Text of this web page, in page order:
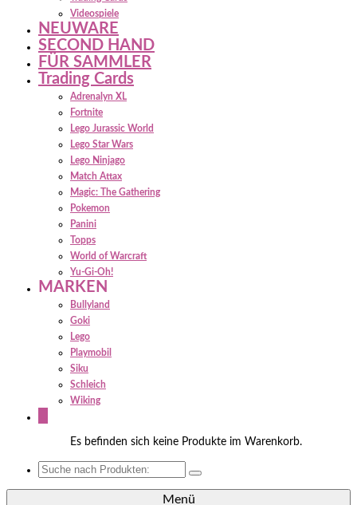
Videospiele
NEUWARE
SECOND HAND
FÜR SAMMLER
Trading Cards
Adrenalyn XL
Fortnite
Lego Jurassic World
Lego Star Wars
Lego Ninjago
Match Attax
Magic: The Gathering
Pokemon
Panini
Topps
World of Warcraft
Yu-Gi-Oh!
MARKEN
Bullyland
Goki
Lego
Playmobil
Siku
Schleich
Wiking
Es befinden sich keine Produkte im Warenkorb.
Suche
Menü